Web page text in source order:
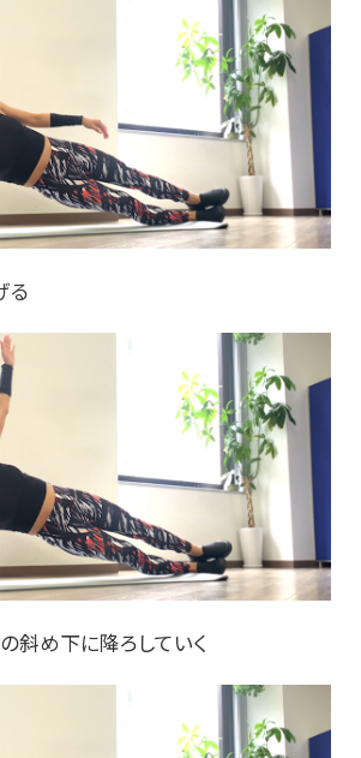
る
斜め下に降ろしていく